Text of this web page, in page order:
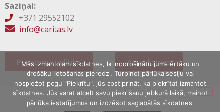
Saziņai:
+371 29552102
 info@caritas.lv
Privātuma politika Atsauksmes
Mēs izmantojam sīkdatnes, lai nodrošinātu jums ērtāku un
drošāku lietošanas pieredzi. Turpinot pārlūka sesiju vai
nospiežot pogu "Piekrītu", jūs apstiprināt, ka piekrītat izmantot
sīkdatnes. Jūs varat atcelt savu piekrišanu jebkurā laikā, mainot
pārlūka iestatījumus un izdzēšot saglabātās sīkdatnes.